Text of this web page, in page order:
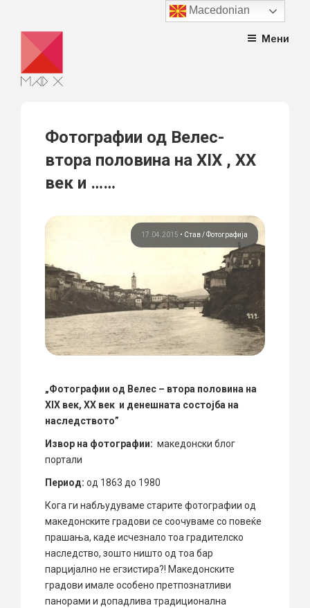
content
Мени
Фотографии од Велес-
втора половина на XIX , XX
век и ……
17.04.2015 • Став Фотографија
„Фотографии од Велес – втора половина на
XIX век, XX век и денешната состојба на
наследството”
Извор на фотографии: македонски блог
портали
Период: од 1863 до 1980
Кога ги набљудуваме старите фотографии од
македонските градови се соочуваме со повеќе
прашања, каде исчезнало тоа градителско
наследство, зошто ништо од тоа бар
парцијално не егзистира?! Македонските
градови имале особено претпознатливи
панорами и допадлива традиционална
Macedonian